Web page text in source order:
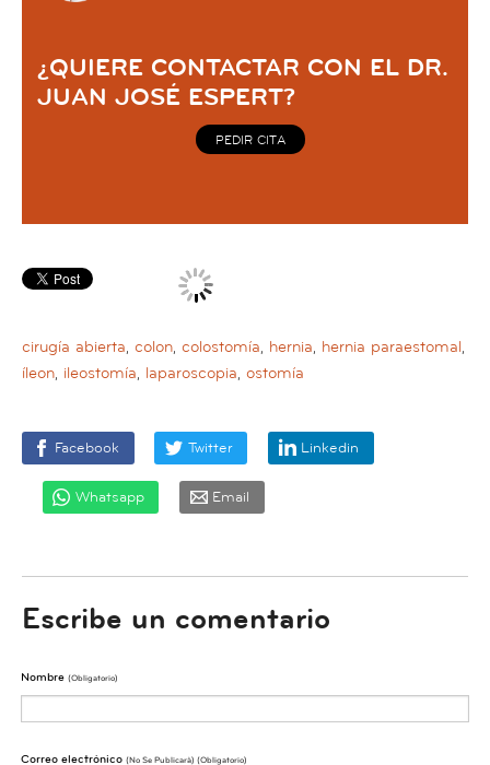
¿QUIERE CONTACTAR CON EL DR.
JUAN JOSÉ ESPERT?
PEDIR CITA
cirugía abierta, colon, colostomía, hernia, hernia paraestomal,
íleon, ileostomía, laparoscopia, ostomía
Facebook Twitter Linkedin
Whatsapp Email
Escribe un comentario
Nombre (obligatorio)
Correo electrónico (No Se Publicarà) (obligatorio)